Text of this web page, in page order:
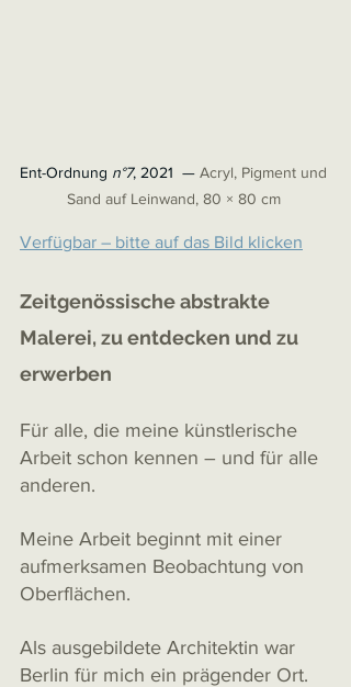
Ent-Ordnung n°7, 2021  — Acryl, Pigment und
Sand auf Leinwand, 80 × 80 cm
Verfügbar – bitte auf das Bild klicken
Zeitgenössische abstrakte
Malerei, zu entdecken und zu
erwerben
Für alle, die meine künstlerische
Arbeit schon kennen – und für alle
anderen.
Meine Arbeit beginnt mit einer
aufmerksamen Beobachtung von
Oberflächen.
Als ausgebildete Architektin war
Berlin für mich ein prägender Ort.